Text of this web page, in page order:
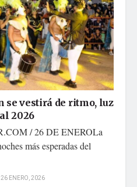
se vestirá de ritmo, luz
2026
/ 26 DE ENEROLa
más esperadas del
26 ENERO, 2026